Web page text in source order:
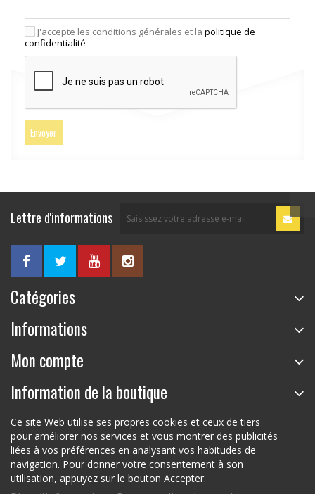
J'accepte les conditions générales et la politique de
confidentialité
Envoyer
Lettre d'informations
Catégories
Informations
Mon compte
Information de la boutique
Ce site Web utilise ses propres cookies et ceux de tiers
pour améliorer nos services et vous montrer des publicités
liées à vos préférences en analysant vos habitudes de
navigation. Pour donner votre consentement à son
utilisation, appuyez sur le bouton Accepter.